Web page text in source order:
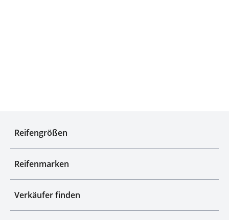
Reifengrößen
Reifenmarken
Verkäufer finden